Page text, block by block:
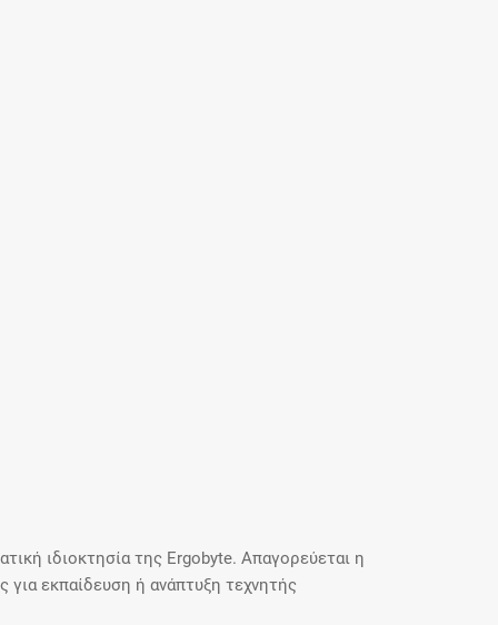
ιδιοκτησία της Ergobyte. Απαγορεύεται η
εκπαίδευση ή ανάπτυξη τεχνητής